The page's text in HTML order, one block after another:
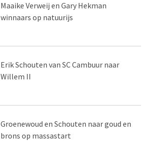
Maaike Verweij en Gary Hekman
winnaars op natuurijs
Erik Schouten van SC Cambuur naar
Willem II
Groenewoud en Schouten naar goud en
brons op massastart